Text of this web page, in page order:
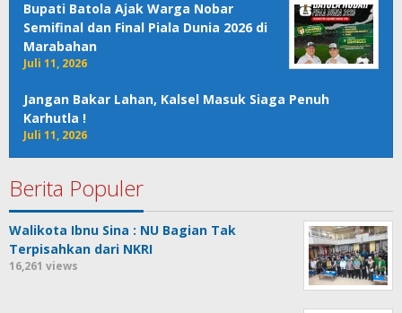
Bupati Batola Ajak Warga Nobar
Semifinal dan Final Piala Dunia 2026 di
Marabahan
Juli 11, 2026
Jangan Bakar Lahan, Kalsel Masuk Siaga Penuh
Karhutla !
Juli 11, 2026
Berita Populer
Walikota Ibnu Sina : NU Bagian Tak
Terpisahkan dari NKRI
16,261 views